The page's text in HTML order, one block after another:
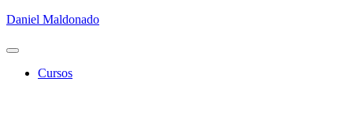
Daniel Maldonado
Cambiar
Cursos